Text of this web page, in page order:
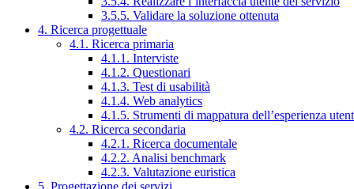
3.5.5. Validare la soluzione ottenuta
4. Ricerca progettuale
4.1. Ricerca primaria
4.1.1. Interviste
4.1.2. Questionari
4.1.3. Test di usabilità
4.1.4. Web analytics
4.1.5. Strumenti di mappatura dell’esperienza
4.2. Ricerca secondaria
4.2.1. Ricerca documentale
4.2.2. Analisi benchmark
4.2.3. Valutazione euristica
5. Progettazione dei servizi